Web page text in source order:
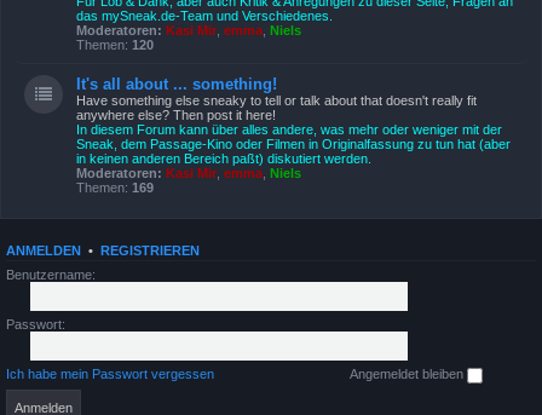
das mySneak.de-Team und Verschiedenes.
Moderatoren: Kasi Mir emma Niels
Themen: 120
It's all about ... something!
Have something else sneaky to tell or talk about that doesn't really fit
anywhere else? Then post it here!
In diesem Forum kann über alles andere, was mehr oder weniger mit der
Sneak, dem Passage-Kino oder Filmen in Originalfassung zu tun hat (aber
in keinen anderen Bereich paßt) diskutiert werden.
Moderatoren: Kasi Mir emma Niels
Themen: 169
ANMELDEN • REGISTRIEREN
Benutzername:
Passwort:
Ich habe mein Passwort vergessen Angemeldet bleiben